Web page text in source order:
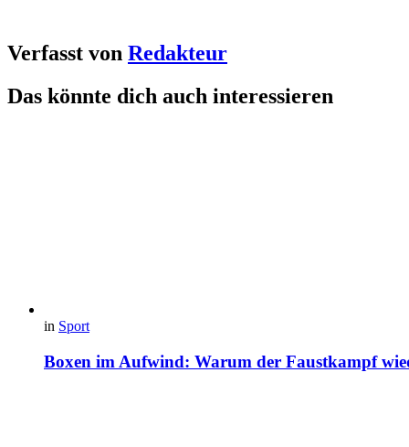
Verfasst von Redakteur
Das könnte dich auch interessieren
in Sport
Boxen im Aufwind: Warum der Faustkampf